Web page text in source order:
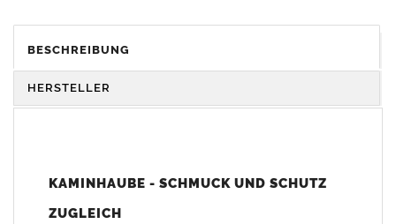
DIENEN GLEICHZEITIG ALS GESTALTERISCHES
ELEMENT ZUR VERSCHÖNERUNG DES BAUWERKS.
Unsere Maßangaben beziehen sich immer auf das
BESCHREIBUNG
HERSTELLER
KAMINHAUBE - SCHMUCK UND SCHUTZ
ZUGLEICH